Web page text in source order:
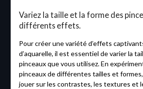
Variez la taille et la forme des
différents effets.
Pour créer une variété d’effets
d’aquarelle, il est essentiel de varier la
pinceaux que vous utilisez. En
pinceaux de différentes tailles et
jouer sur les contrastes, les textures et